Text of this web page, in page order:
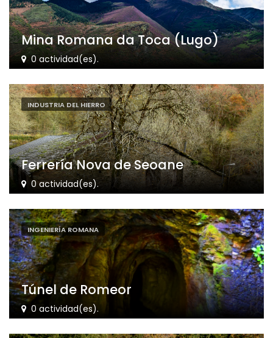
Mina Romana da Toca (Lugo)
0 actividad(es).
INDUSTRIA DEL HIERRO
Ferrería Nova de Seoane
0 actividad(es).
INGENIERÍA ROMANA
Túnel de Romeor
0 actividad(es).